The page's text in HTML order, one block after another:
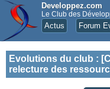
Developpez.com
Le Club des
Actus Forum
Evolutions du club :
relecture des